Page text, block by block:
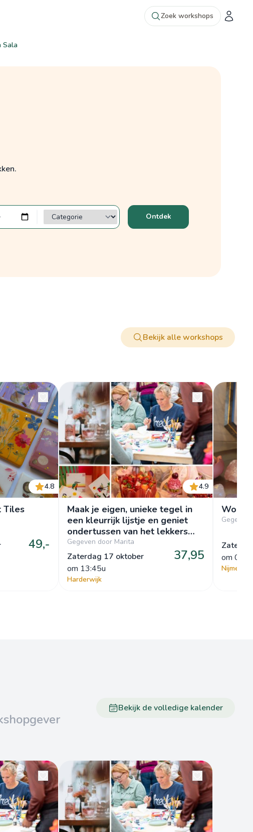
Zoek workshops
Sala
Categorie? Ontdek
Bekijk alle workshops
4.8
Tiles
49,-
4.9
Maak je eigen, unieke tegel in
een kleurrijk lijstje en geniet
ondertussen van het lekkers
van Patrijs
Gegeven door Marita
Zaterdag 17 oktober
om 13:45u
37,95
Harderwijk
om
Nijmegen
Bekijk de volledige kalender